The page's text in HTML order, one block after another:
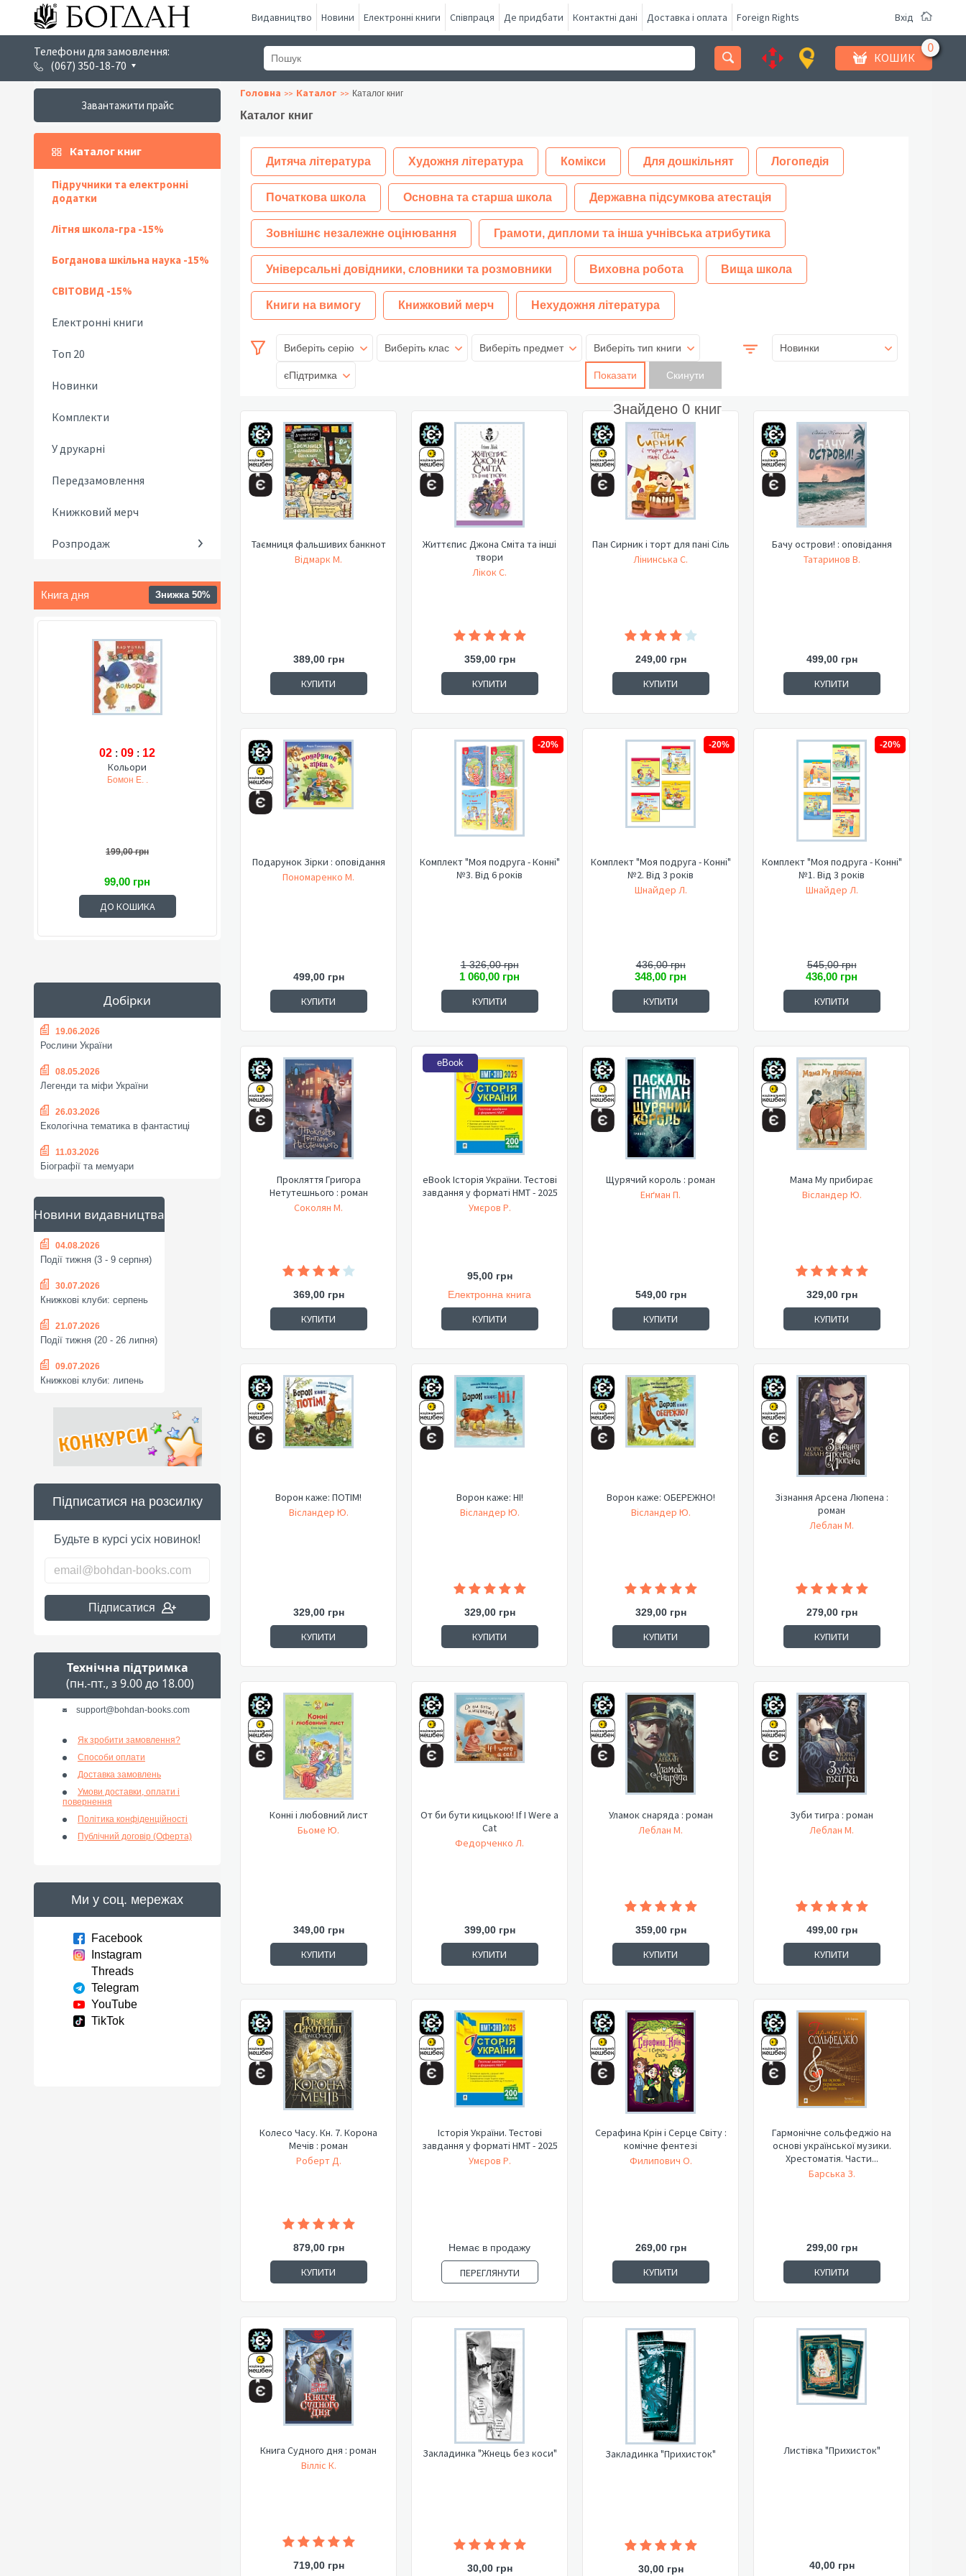
Видавництво Новини Електронні книги Співпраця Де придбати Контактні дані Доставка і оплата Foreign Rights Вхід
Телефони для замовлення:
(067) 350-18-70
КОШИК
Завантажити прайс
Каталог книг
Підручники та електронні
додатки
Літня школа-гра -15%
Богданова шкільна наука -15%
СВІТОВИД -15%
Електронні книги
Топ 20
Новинки
Комплекти
У друкарні
Передзамовлення
Книжковий мерч
Розпродаж
Книга дня Знижка 50%
02 : 09 : 11
Кольори
Бомон Е. .
199,00 грн
99,00 грн
ДО КОШИКА
Добірки
19.06.2026
Рослини України
08.05.2026
Легенди та міфи України
26.03.2026
Екологічна тематика в фантастиці
11.03.2026
Біографії та мемуари
Новини видавництва
04.08.2026
Події тижня (3 - 9 серпня)
30.07.2026
Книжкові клуби: серпень
21.07.2026
Події тижня (20 - 26 липня)
09.07.2026
Книжкові клуби: липень
Підписатися на розсилку
Будьте в курсі усіх новинок!
Підписатися
Технічна підтримка
(пн.-пт., з 9.00 до 18.00)
support@bohdan-books.com
Як зробити замовлення?
Способи оплати
Доставка замовлень
Умови доставки, оплати і
повернення
Політика конфіденційності
Публічний договір (Оферта)
Ми у соц. мережах
Facebook
Instagram
Threads
Telegram
YouTube
TikTok
Головна Каталог Каталог книг
Каталог книг
Дитяча література Художня література Комікси Для дошкільнят Логопедія
Початкова школа Основна та старша школа Державна підсумкова атестація
Зовнішнє незалежне оцінювання Грамоти, дипломи та інша учнівська атрибутика
Універсальні довідники, словники та розмовники Виховна робота Вища школа
Книги на вимогу Книжковий мерч Нехудожня література
Виберіть серію Виберіть клас Виберіть предмет Виберіть тип книги
єПідтримка Показати
Знайдено 0 книг
Новинки
Таємниця фальшивих банкнот
Відмарк М.
389,00 грн
КУПИТИ
Життєпис Джона Сміта та інші
твори
Лікок С.
359,00 грн
КУПИТИ
Пан Сирник і торт для пані Сіль
Лінинська С.
249,00 грн
КУПИТИ
Бачу острови! : оповідання
Татаринов В.
499,00 грн
КУПИТИ
Подарунок Зірки : оповідання
Пономаренко М.
499,00 грн
КУПИТИ
-20%
Комплект "Моя подруга - Конні"
№3. Від 6 років
1 326,00 грн
1 060,00 грн
КУПИТИ
-20%
Комплект "Моя подруга - Конні"
№2. Від 3 років
Шнайдер Л.
436,00 грн
348,00 грн
КУПИТИ
-20%
Комплект "Моя подруга - Конні"
№1. Від 3 років
Шнайдер Л.
545,00 грн
436,00 грн
КУПИТИ
Прокляття Григора
Нетутешнього : роман
Соколян М.
369,00 грн
КУПИТИ
eBook
eBook Історія України. Тестові
завдання у форматі НМТ - 2025
Умєров Р.
95,00 грн
Електронна книга
КУПИТИ
Щурячий король : роман
Енґман П.
549,00 грн
КУПИТИ
Мама Му прибирає
Вісландер Ю.
329,00 грн
КУПИТИ
Ворон каже: ПОТІМ!
Вісландер Ю.
329,00 грн
КУПИТИ
Ворон каже: НІ!
Вісландер Ю.
329,00 грн
КУПИТИ
Ворон каже: ОБЕРЕЖНО!
Вісландер Ю.
329,00 грн
КУПИТИ
Зізнання Арсена Люпена :
роман
Леблан М.
279,00 грн
КУПИТИ
Конні і любовний лист
Бьоме Ю.
349,00 грн
КУПИТИ
От би бути кицькою! If I Were a
Cat
Федорченко Л.
399,00 грн
КУПИТИ
Уламок снаряда : роман
Леблан М.
359,00 грн
КУПИТИ
Зуби тигра : роман
Леблан М.
499,00 грн
КУПИТИ
Колесо Часу. Кн. 7. Корона
Мечів : роман
Роберт Д.
879,00 грн
КУПИТИ
Історія України. Тестові
завдання у форматі НМТ - 2025
Умєров Р.
Немає в продажу
ПЕРЕГЛЯНУТИ
Серафина Крін і Серце Світу :
комічне фентезі
Филипович О.
269,00 грн
КУПИТИ
Гармонічне сольфеджіо на
основі української музики.
Хрестоматія. Части...
Барська З.
299,00 грн
КУПИТИ
Книга Судного дня : роман
Вілліс К.
719,00 грн
Закладинка "Жнець без коси"
30,00 грн
Закладинка "Прихисток"
30,00 грн
Листівка "Прихисток"
40,00 грн